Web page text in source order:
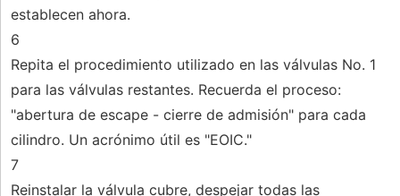
establecen ahora.
6
Repita el procedimiento utilizado en las válvulas No. 1
para las válvulas restantes. Recuerda el proceso:
"abertura de escape - cierre de admisión" para cada
cilindro. Un acrónimo útil es "EOIC."
7
Reinstalar la válvula cubre, despejar todas las